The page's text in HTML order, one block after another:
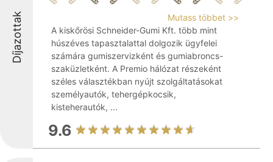
Díjazottak
Mutass többet >>
A kiskőrösi Schneider-Gumi Kft. több mint
húszéves tapasztalattal dolgozik ügyfelei
számára gumiszervizként és gumiabroncs-
szaküzletként. A Premio hálózat részeként
széles választékban nyújt szolgáltatásokat
személyautók, tehergépkocsik,
kisteherautók, ...
9.6